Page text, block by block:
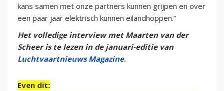
kans samen met onze partners kunnen grijpen en over
een paar jaar elektrisch kunnen eilandhoppen.”
Het volledige interview met Maarten van der
Scheer is te lezen in de januari-editie van
Luchtvaartnieuws Magazine.
Even dit: